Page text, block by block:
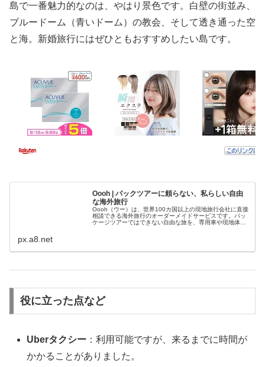
島で一番魅力的なのは、やはり景色です。白壁の街並み、
ブルードーム（青いドーム）の教会、そして透き通った空
と海。新婚旅行にはぜひともおすすめしたい島です。
Oooh | パックツアーに頼らない、私らしい自由
な海外旅行
Oooh（ウー）は、世界100カ国以上の現地旅行会社に直接
相談できる海外旅行のオーダーメイドサービスです。パッ
ケージツアーではできない自由な旅を、専用車や現地体験
px.a8.net
役に立った点など
Uberタクシー ：利用可能ですが、来るまでに時間が
かかることがありました。